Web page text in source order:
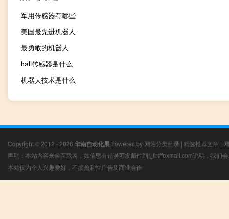
军用传感器有哪些
美国最先进机器人
最勇敢的机器人
hall传感器是什么
机器人技术是什么
Copyright © 2012 - 2026 华南自动化展 Powered by 网站分类目录 | 精选推荐文章 |
声明：本站内容来自互联网，如信息有错误可发邮件到f_fb#foxmail.com说明，我们
本站仅为个人兴趣爱好，不接盈利性广告及商业合作